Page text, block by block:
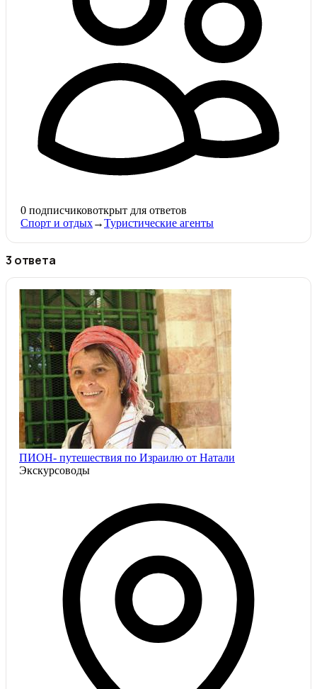
0 подписчиковоткрыт для ответов
Спорт и отдых→Туристические агенты
3 ответа
ПИОН- путешествия по Израилю от Натали
Экскурсоводы